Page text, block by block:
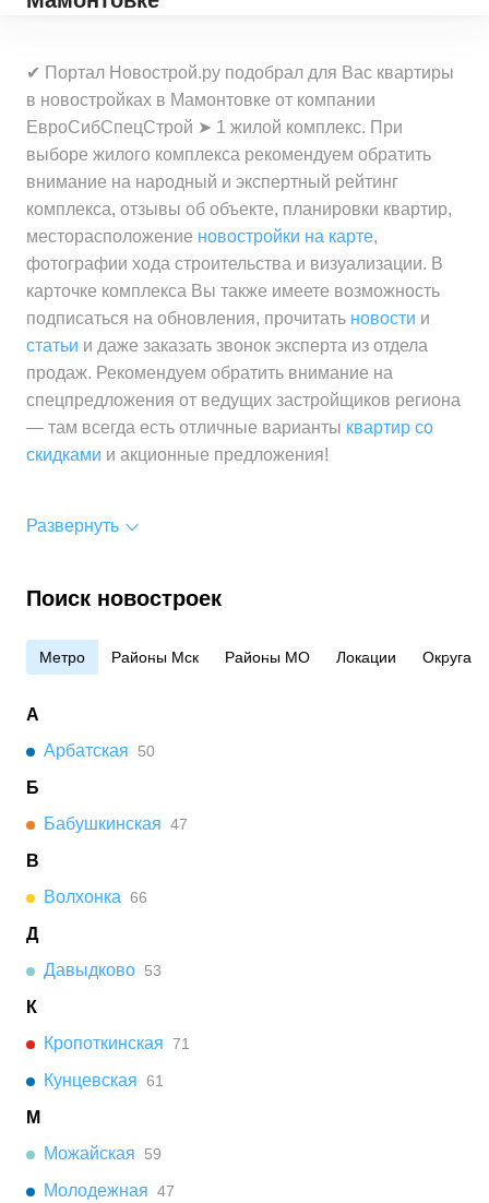
✔ Портал Новострой.ру подобрал для Вас квартиры
в новостройках в Мамонтовке от компании
ЕвроСибСпецСтрой ➤ 1 жилой комплекс. При
выборе жилого комплекса рекомендуем обратить
внимание на народный и экспертный рейтинг
комплекса, отзывы об объекте, планировки квартир,
месторасположение новостройки на карте,
фотографии хода строительства и визуализации. В
карточке комплекса Вы также имеете возможность
подписаться на обновления, прочитать новости и
статьи и даже заказать звонок эксперта из отдела
продаж. Рекомендуем обратить внимание на
спецпредложения от ведущих застройщиков региона
— там всегда есть отличные варианты квартир со
скидками и акционные предложения!
Развернуть
Поиск новостроек
Метро Районы Мск Районы МО Локации Округа
А
Арбатская
50
Б
Бабушкинская 47
В
Волхонка 66
Д
Давыдково 53
К
Кропоткинская 71
Кунцевская 61
М
Можайская
59
Молодежная 47